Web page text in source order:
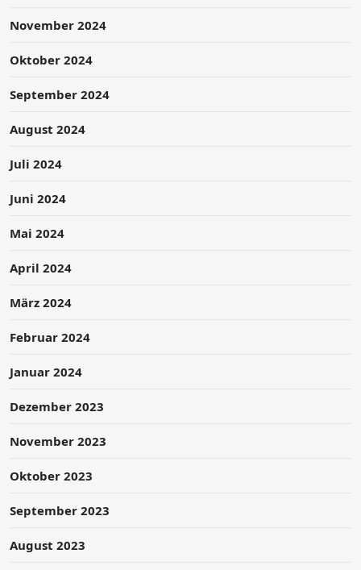
November 2024
Oktober 2024
September 2024
August 2024
Juli 2024
Juni 2024
Mai 2024
April 2024
März 2024
Februar 2024
Januar 2024
Dezember 2023
November 2023
Oktober 2023
September 2023
August 2023